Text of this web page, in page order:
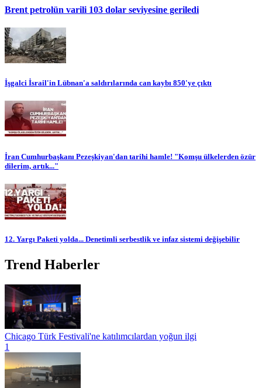
Brent petrolün varili 103 dolar seviyesine geriledi
İşgalci İsrail'in Lübnan'a saldırılarında can kaybı 850'ye çıktı
İran Cumhurbaşkanı Pezeşkiyan'dan tarihi hamle! "Komşu ülkelerden özür
dilerim, artık..."
12. Yargı Paketi yolda... Denetimli serbestlik ve infaz sistemi değişebilir
Trend Haberler
Chicago Türk Festivali'ne katılımcılardan yoğun ilgi
1